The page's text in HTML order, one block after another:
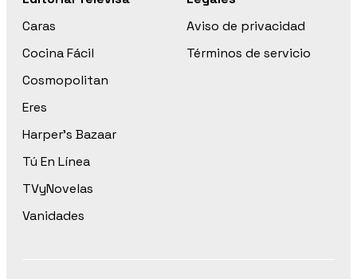
Caras
Cocina Fácil
Cosmopolitan
Eres
Harper’s Bazaar
Tú En Línea
TVyNovelas
Vanidades
Aviso de privacidad
Términos de servicio